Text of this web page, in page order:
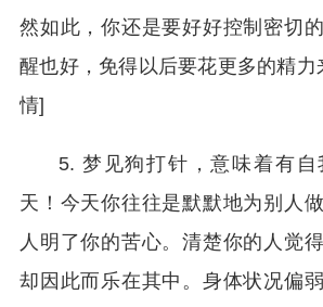
然如此，你还是要好好控制密切
醒也好，免得以后要花更多的精
情]
5. 梦见狗打针，意味着有
天！今天你往往是默默地为别人
人明了你的苦心。清楚你的人觉
却因此而乐在其中。身体状况偏